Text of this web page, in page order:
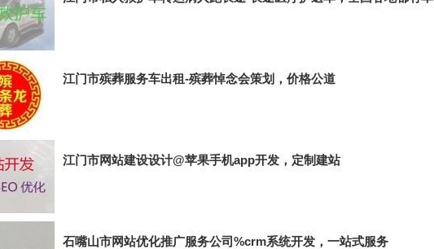
江门市殡葬服务车出租-殡葬悼念会策划，价格公道
江门市网站建设设计@苹果手机app开发，定制建站
石嘴山市网站优化推广服务公司%crm系统开发，一站式服务